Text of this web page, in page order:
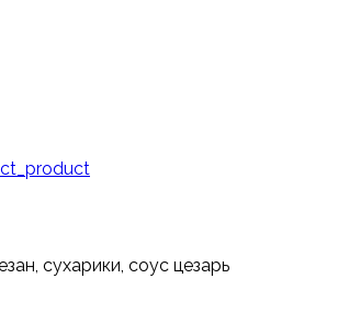
сухарики, соус цезарь